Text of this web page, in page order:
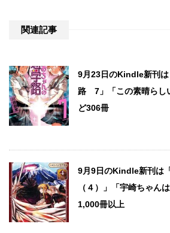
関連記事
9月23日のKindle新刊
路 7」「この素晴らし
ど306冊
9月9日のKindle新刊は
（４）」「宇崎ちゃん
1,000冊以上